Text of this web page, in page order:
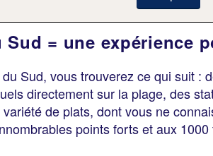
Sud = une expérience
Sud, vous trouverez ce qui suit :
directement sur la plage, des
de plats, dont vous ne
points forts et aux